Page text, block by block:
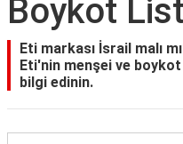
Boykot
Eti markası İsrail malı
Eti'nin menşei ve boykot
bilgi edinin.